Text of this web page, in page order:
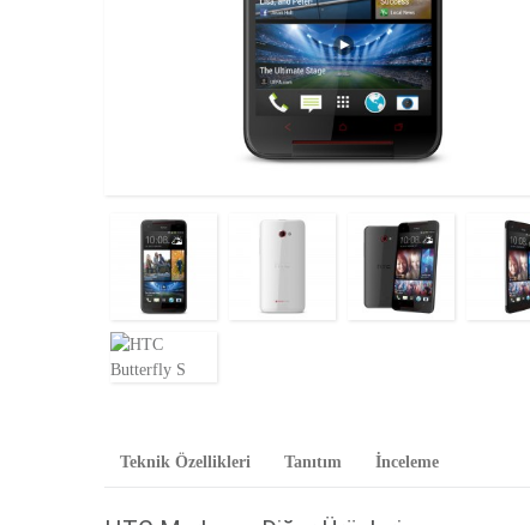
Teknik Özellikleri Tanıtım İnceleme